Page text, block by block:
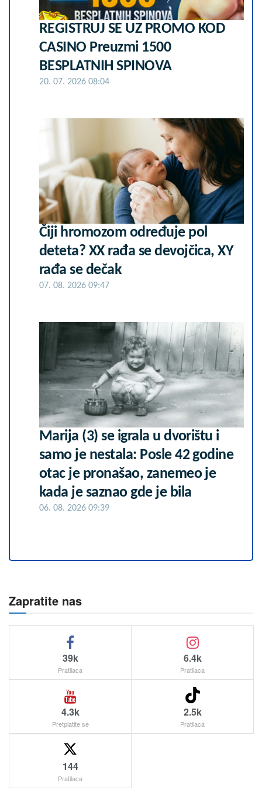
REGISTRUJ SE UZ PROMO KOD
CASINO Preuzmi 1500
BESPLATNIH SPINOVA
20. 07. 2026 08:04
Čiji hromozom određuje pol
deteta? XX rađa se devojčica, XY
rađa se dečak
07. 08. 2026 09:47
Marija (3) se igrala u dvorištu i
samo je nestala: Posle 42 godine
otac je pronašao, zanemeo je
kada je saznao gde je bila
06. 08. 2026 09:39
Zapratite nas
39k
Pratilaca
6.4k
Pratilaca
4.3k
Pretplatite se
2.5k
Pratilaca
144
Pratilaca